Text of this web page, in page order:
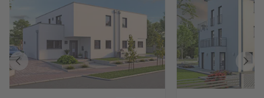
Vorheriges
Haus